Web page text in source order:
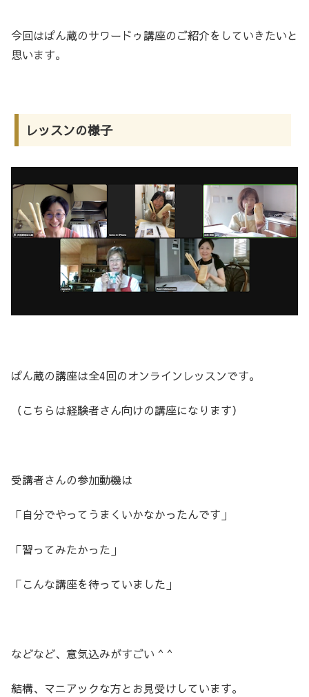
今回はぱん蔵のサワードゥ講座のご紹介をしていきたいと
思います。
レッスンの様子
ぱん蔵の講座は全4回のオンラインレッスンです。
（こちらは経験者さん向けの講座になります）
受講者さんの参加動機は
「自分でやってうまくいかなかったんです」
「習ってみたかった」
「こんな講座を待っていました」
などなど、意気込みがすごい ^ ^
結構、マニアックな方とお見受けしています。